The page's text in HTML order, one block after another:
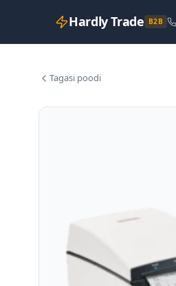
Hardly Trade B2B
Tagasi poodi